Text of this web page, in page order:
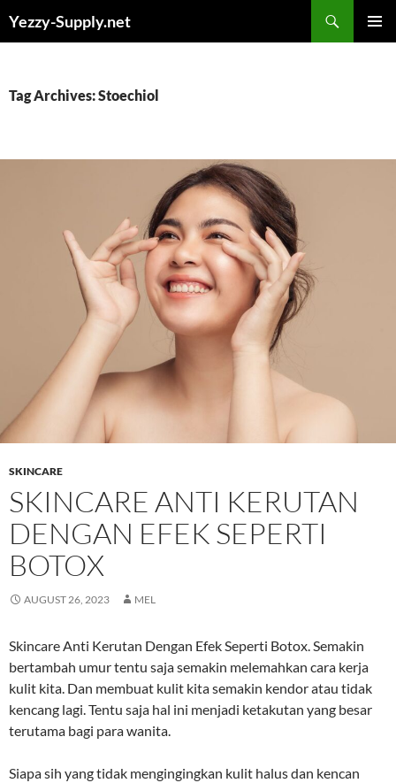
Yezzy-Supply.net
Tag Archives: Stoechiol
SKINCARE
SKINCARE ANTI KERUTAN
DENGAN EFEK SEPERTI
BOTOX
AUGUST 26, 2023 MEL
Skincare Anti Kerutan Dengan Efek Seperti Botox. Semakin
bertambah umur tentu saja semakin melemahkan cara kerja
kulit kita. Dan membuat kulit kita semakin kendor atau tidak
kencang lagi. Tentu saja hal ini menjadi ketakutan yang besar
terutama bagi para wanita.
Siapa sih yang tidak mengingingkan kulit halus dan kencan